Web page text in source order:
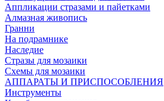
Аппликации стразами и пайетками
Алмазная живопись
Гранни
На подрамнике
Наследие
Стразы для мозаики
Схемы для мозаики
АППАРАТЫ И ПРИСПОСОБЛЕНИЯ
Инструменты